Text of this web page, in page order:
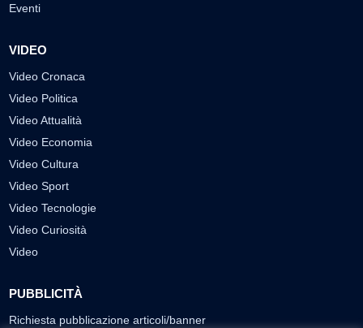
Eventi
VIDEO
Video Cronaca
Video Politica
Video Attualità
Video Economia
Video Cultura
Video Sport
Video Tecnologie
Video Curiosità
Video
PUBBLICITÀ
Richiesta pubblicazione articoli/banner